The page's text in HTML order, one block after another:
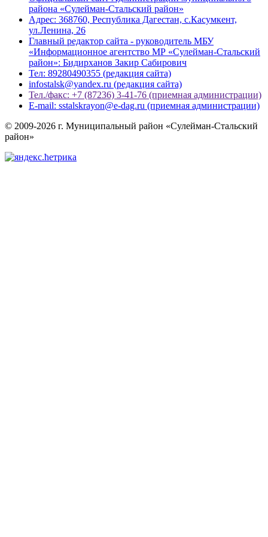
района «Сулейман-Стальский район»
Адрес: 368760, Республика Дагестан, с.Касумкент,
ул.Ленина, 26
Главный редактор сайта - руководитель МБУ
«Информационное агентство МР «Сулейман-Стальский
район»: Бидирханов Закир Сабирович
Тел: 89280490355 (редакция сайта)
infostalsk@yandex.ru (редакция сайта)
Тел./факс: +7 (87236) 3-41-76 (приемная администрации)
E-mail: sstalskrayon@e-dag.ru (приемная администрации)
© 2009-2026 г. Муниципальный район «Сулейман-Стальский
район»